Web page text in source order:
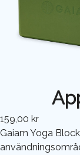
159,00 kr
Gaiam Yoga